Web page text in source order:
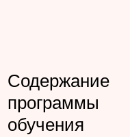
Содержание
программы
обучения